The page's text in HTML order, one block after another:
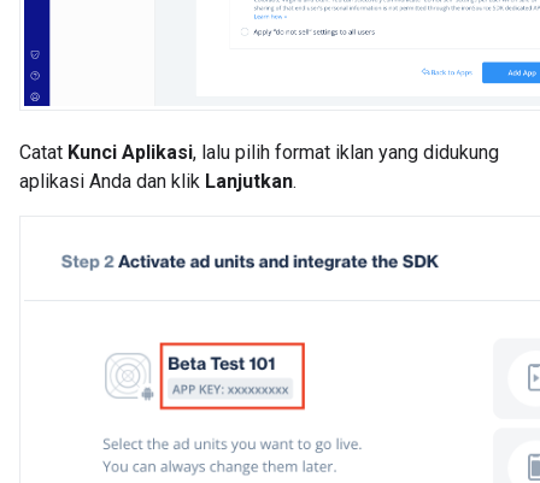
Catat Kunci Aplikasi, lalu pilih format iklan yang didukung
aplikasi Anda dan klik Lanjutkan.